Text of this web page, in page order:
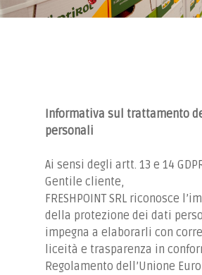
Informativa sul trattamento
personali
Ai sensi degli artt. 13 e 14
Gentile cliente,
FRESHPOINT SRL riconosce
della protezione dei dati
impegna a elaborarli con
liceità e trasparenza in
Regolamento dell’Unione